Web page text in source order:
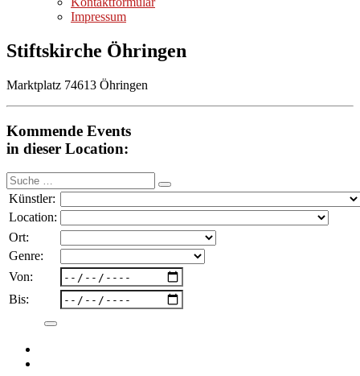
Impressum
Stiftskirche Öhringen
Marktplatz 74613 Öhringen
Kommende Events
in dieser Location:
Suche
nach:
Künstler:
Location:
Ort:
Genre:
Von:
Bis: